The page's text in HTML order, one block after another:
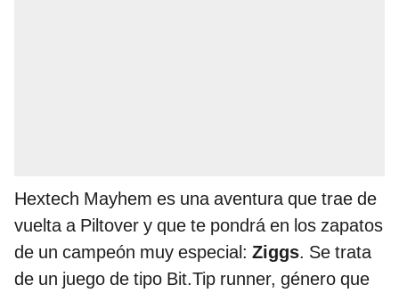
Hextech Mayhem es una aventura que trae de
vuelta a Piltover y que te pondrá en los zapatos
de un campeón muy especial: Ziggs. Se trata
de un juego de tipo Bit.Tip runner, género que